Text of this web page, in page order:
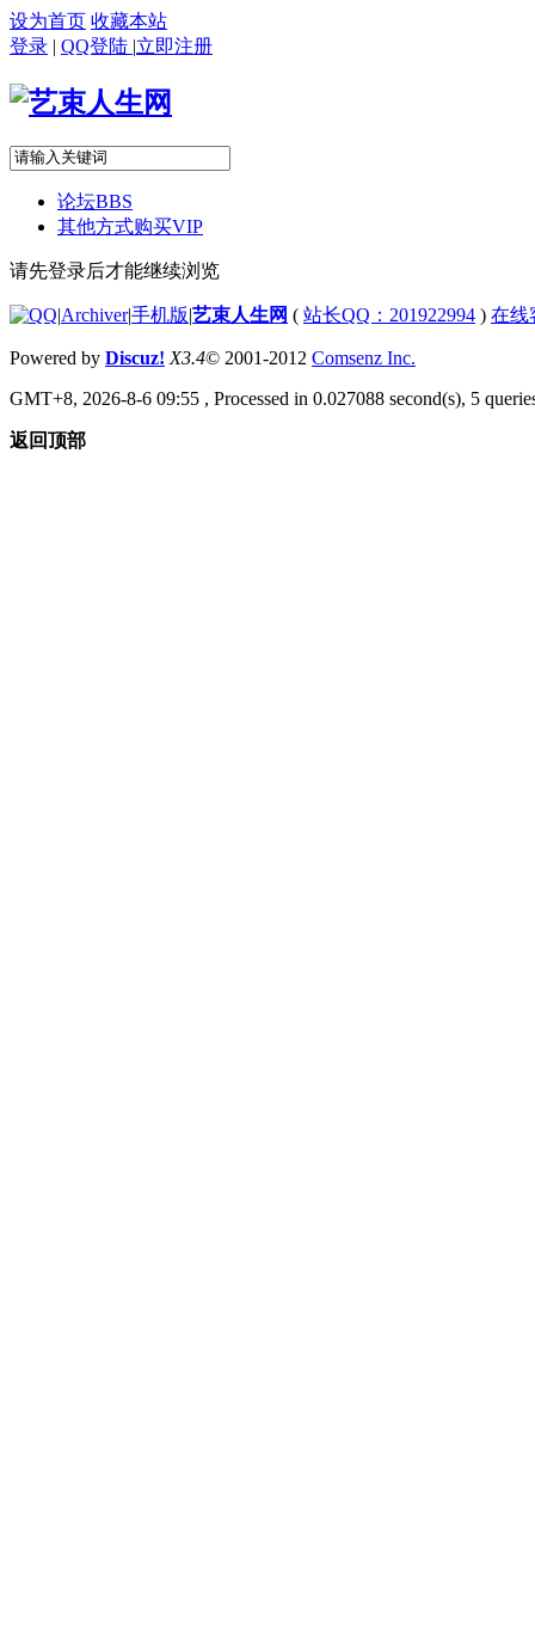
设为首页 收藏本站
登录 | QQ登陆 |立即注册
论坛BBS
其他方式购买VIP
请先登录后才能继续浏览
|Archiver|手机版|艺束人生网 ( 站长QQ：201922994 ) 在线
Powered by Discuz! X3.4© 2001-2012 Comsenz Inc.
GMT+8, 2026-8-6 09:55 , Processed in 0.027088 second(s), 5
返回顶部